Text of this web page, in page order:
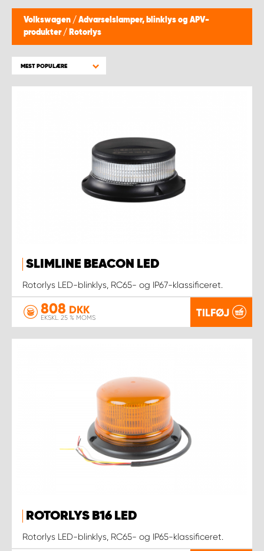
Volkswagen / Advarselslamper, blinklys og APV-
produkter / Rotorlys
MEST POPULÆRE
SLIMLINE BEACON LED
Rotorlys LED-blinklys, RC65- og IP67-klassificeret.
808 DKK
EKSKL. 25 % MOMS TILFØJ
ROTORLYS B16 LED
Rotorlys LED-blinklys, RC65- og IP65-klassificeret.